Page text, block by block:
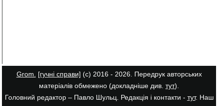
Grom. [гучні справи] (с) 2016 - 2026. Передрук авторських
матеріалів обмежено (докладніше див. тут).
Головний редактор – Павло Шульц. Редакція і контакти - тут. Наш